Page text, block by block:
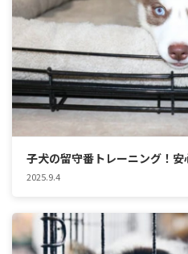
子犬の留守番トレーニング！
2025.9.4